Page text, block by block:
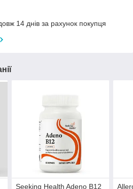
14 днів за рахунок покупця
Seeking Health Adeno B12